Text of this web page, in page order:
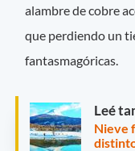
alambre de cobre
que perdiendo un
fantasmagóricas.
Leé
Nieve